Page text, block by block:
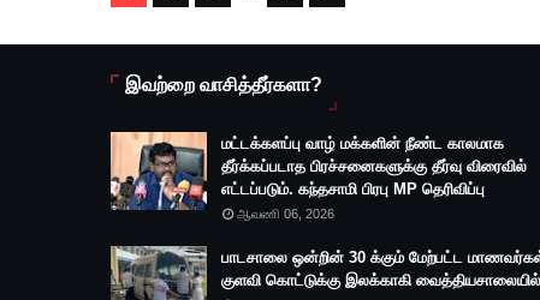
இவற்றை வாசித்தீர்களா?
மட்டக்களப்பு வாழ் மக்களின் நீண்ட காலமாக
தீர்க்கப்படாத பிரச்சனைகளுக்கு தீர்வு விரைவில்
எட்டப்படும். கந்தசாமி பிரபு MP தெரிவிப்பு
ஆவணி 06, 2026
பாடசாலை ஒன்றின் 30 க்கும் மேற்பட்ட
குளவி கொட்டுக்கு இலக்காகி